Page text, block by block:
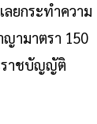
ยกระทำความ
ามาตรา 150
ราชบัญญัติ